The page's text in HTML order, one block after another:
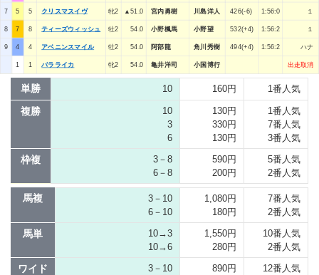
7 5 5 クリスマスイヴ 牝2 ▲51.0 宮内勇樹 川島洋人 426(-6) 1:56:0 １
8 7 8 ティーズウィッシュ 牡2 54.0 小野楓馬 小野望 532(+4) 1:56:2 １
9 4 4 アベニンスマイル 牡2 54.0 阿部龍 角川秀樹 494(+4) 1:56:2 ハナ
1 1 バラライカ 牝2 54.0 亀井洋司 小国博行 出走取消
単勝 10 160円 1番人気
複勝
10
3
6
130円
330円
130円
1番人気
7番人気
3番人気
枠複
3－8
6－8
590円
200円
5番人気
2番人気
馬複
3－10
6－10
1,080円
180円
7番人気
2番人気
馬単
10→3
10→6
1,550円
280円
10番人気
2番人気
ワイド
3－10
890円
12番人気